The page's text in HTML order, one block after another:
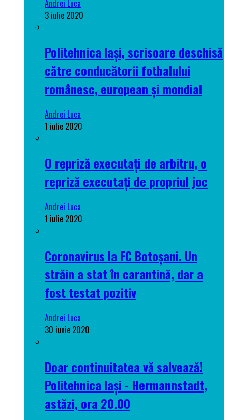
Andrei Luca
3 iulie 2020
Politehnica Iași, scrisoare deschisă
către conducătorii fotbalului
românesc, european și mondial
Andrei Luca
1 iulie 2020
O repriză executați de arbitru, o
repriză executați de propriul joc
Andrei Luca
1 iulie 2020
Coronavirus la FC Botoșani. Un
străin a stat în carantină, dar a
fost testat pozitiv
Andrei Luca
30 iunie 2020
Doar continuitatea vă salvează!
Politehnica Iași - Hermannstadt,
astăzi, ora 20.00